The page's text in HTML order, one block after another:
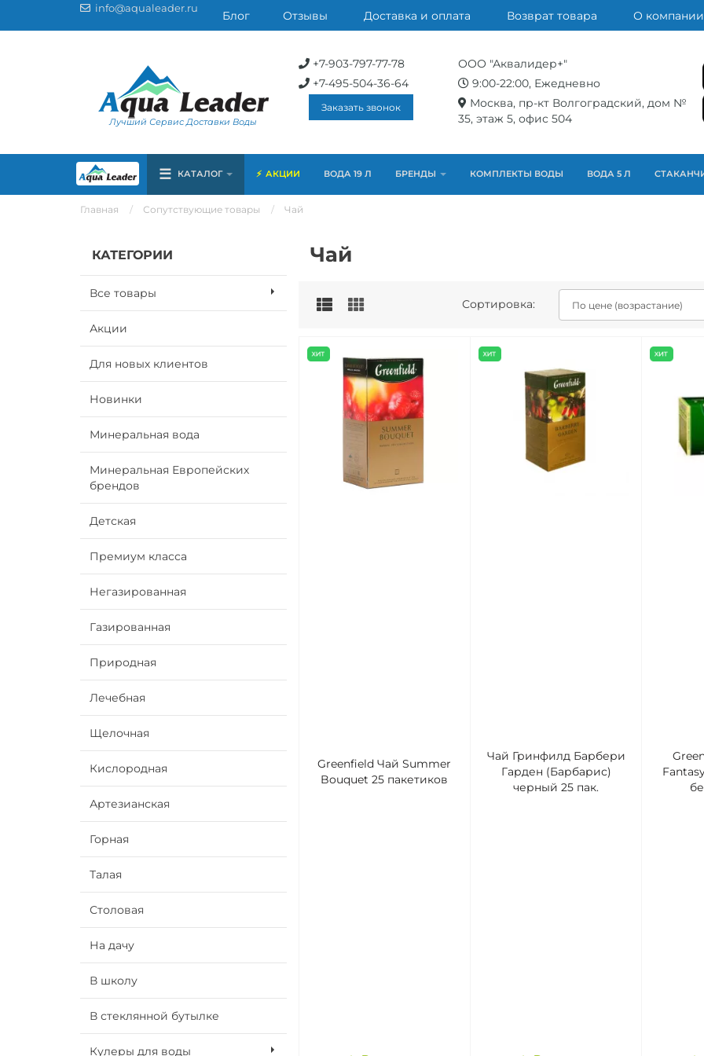
info@aqualeader.ru
Блог Отзывы Доставка и оплата Возврат товара О компании
Лучший Сервис Доставки Воды
+7-903-797-77-78
+7-495-504-36-64
Заказать звонок
ООО "Аквалидер+"
9:00-22:00, Ежедневно
Москва, пр-кт Волгоградский, дом №
35, этаж 5, офис 504
☰ КАТАЛОГ АКЦИИ ВОДА 19 Л БРЕНДЫ КОМПЛЕКТЫ ВОДЫ ВОДА 5 Л
Главная Сопутствующие товары Чай
КАТЕГОРИИ
Все товары
Акции
Для новых клиентов
Новинки
Минеральная вода
Минеральная Европейских
брендов
Детская
Премиум класса
Негазированная
Газированная
Природная
Лечебная
Щелочная
Кислородная
Артезианская
Горная
Талая
Столовая
На дачу
В школу
В стеклянной бутылке
Кулеры для воды
Чай
Сортировка:
Greenfield Чай Summer
Bouquet 25 пакетиков
Чай Гринфилд Барбери
Гарден (Барбарис)
черный 25 пак.